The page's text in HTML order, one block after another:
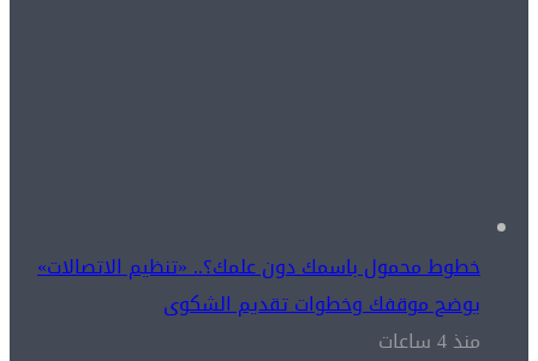
خطوط محمول باسمك دون علمك؟.. «تنظيم الاتصالات»
يوضح موقفك وخطوات تقديم الشكوى
منذ 4 ساعات